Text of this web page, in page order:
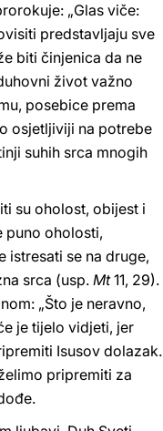
„Glas viče:
predstavljaju sve
biti činjenica da ne
život važno
posebice prema
osjetljiviji na potrebe
suhih srca mnogih
su oholost, obijest i
puno oholosti,
istresati se na druge,
srca (usp. Mt11, 29).
„Što je neravno,
je tijelo vidjeti, jer
Isusov dolazak.
pripremiti za